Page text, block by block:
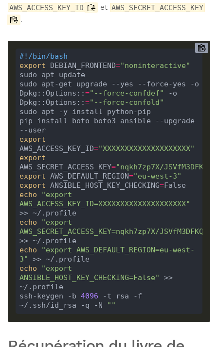
AWS_ACCESS_KEY_ID et AWS_SECRET_ACCESS_KEY
#!/bin/bash
export DEBIAN_FRONTEND="noninteractive"
sudo apt update
sudo apt-get upgrade --yes --force-yes -o
Dpkg::Options::="--force-confdef" -o
Dpkg::Options::="--force-confold"
sudo apt -y install python-pip
pip install boto boto3 ansible --upgrade
--user
export
AWS_ACCESS_KEY_ID="XXXXXXXXXXXXXXXXXXXX"
export
AWS_SECRET_ACCESS_KEY="nqkh7zp7X/
export AWS_DEFAULT_REGION="eu-west-3"
export ANSIBLE_HOST_KEY_CHECKING=
echo
"export
AWS_ACCESS_KEY_ID=XXXXXXXXXXXXXXXXXXXX"
echo
"export
AWS_SECRET_ACCESS_KEY=nqkh7zp7X/
echo
"export AWS_DEFAULT_REGION=eu-west-
3"
echo
"export
ANSIBLE_HOST_KEY_CHECKING=False" >>
~/.profile
ssh-keygen -b 4096 -t rsa -f
~/.ssh/id_rsa -q -N
""